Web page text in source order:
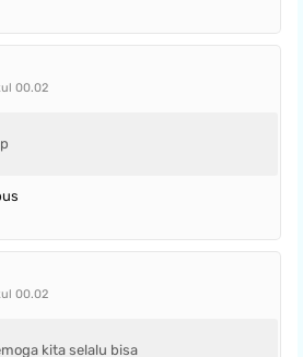
00.02
00.02
kita selalu bisa